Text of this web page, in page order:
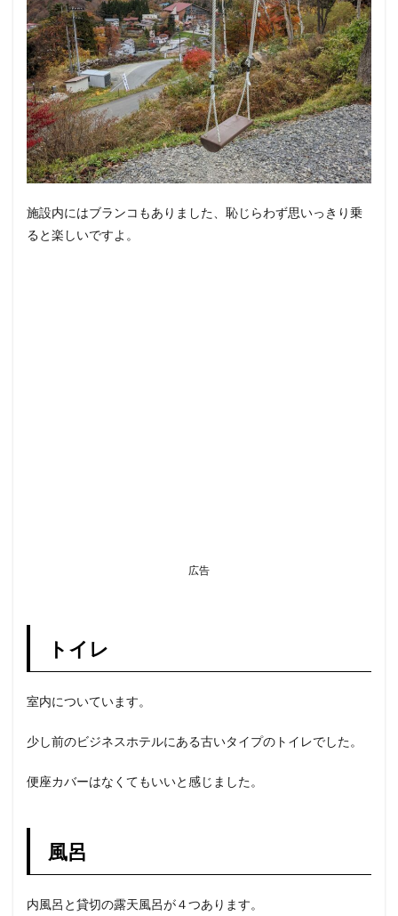
施設内にはブランコもありました、恥じらわず思いっきり乗
ると楽しいですよ。
広告
トイレ
室内についています。
少し前のビジネスホテルにある古いタイプのトイレでした。
便座カバーはなくてもいいと感じました。
風呂
内風呂と貸切の露天風呂が４つあります。